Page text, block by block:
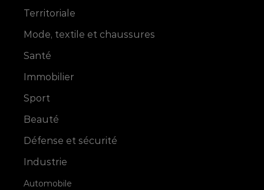
Territoriale
Mode, textile et chaussures
Santé
Immobilier
Sport
Beauté
Défense et sécurité
Industrie
Automobile